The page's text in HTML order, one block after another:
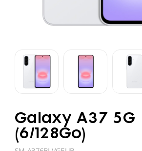
Galaxy A37 5G
(6/128Go)